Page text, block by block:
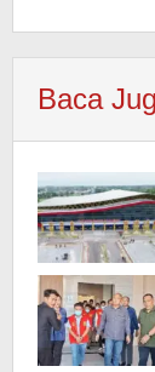
Baca